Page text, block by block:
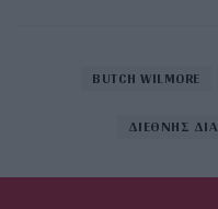
BUTCH WILMORE
ΔΙΕΘΝΗΣ